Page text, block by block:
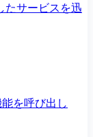
たサービスを迅
を呼び出し